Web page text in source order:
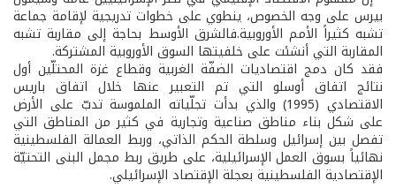
بيرس على وجه الخصوص، ينطوي على خطوات تدريجية لإقامة جماعة
تشبه كثيراً الأمم الأوروبية.فالشرق الأوسط بحاجة إلى مقاربة تشبه
المقاربة التي أنشئت على خلفيتها السوق الأوروبية المشتركة.
فقد كان دمج اقتصاديات الضفّة الغربية وقطاع غزة المحتلّين أول
نتائج اتفاق أوسلو التي تم التعبير عنها خلال اتفاق باريس
الاقتصادي (1995) والذي بدأت تجلّياته الملموسة تدبّ على الأرض
على شكل بناء مناطق صناعية وتجارية في كثير من المناطق التي
تفصل بين إسرائيل وسلطة الحكم الذاتي، وربط العمالة الفلسطينية
نهائياً بسوق العمل الإسرائيلية، على طريق ربط مجمل البنى التحتيّة
الإقتصادية الفلسطينية بعجلة الإقتصاد الإسرائيلي.